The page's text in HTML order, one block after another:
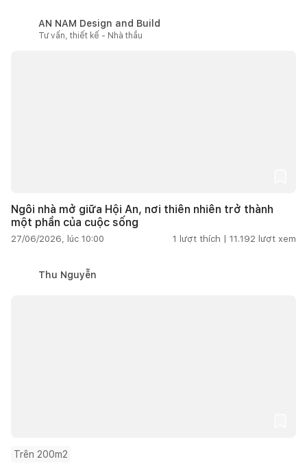
AN NAM Design and Build
Tư vấn, thiết kế - Nhà thầu
Ngôi nhà mở giữa Hội An, nơi thiên nhiên trở thành
một phần của cuộc sống
27/06/2026, lúc 10:00 1 lượt thích | 11.192 lượt xem
Thu Nguyễn
Trên 200m2